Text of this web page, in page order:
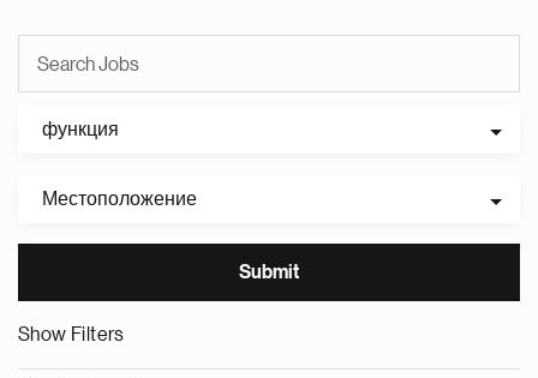
функция
Местоположение
Show Filters